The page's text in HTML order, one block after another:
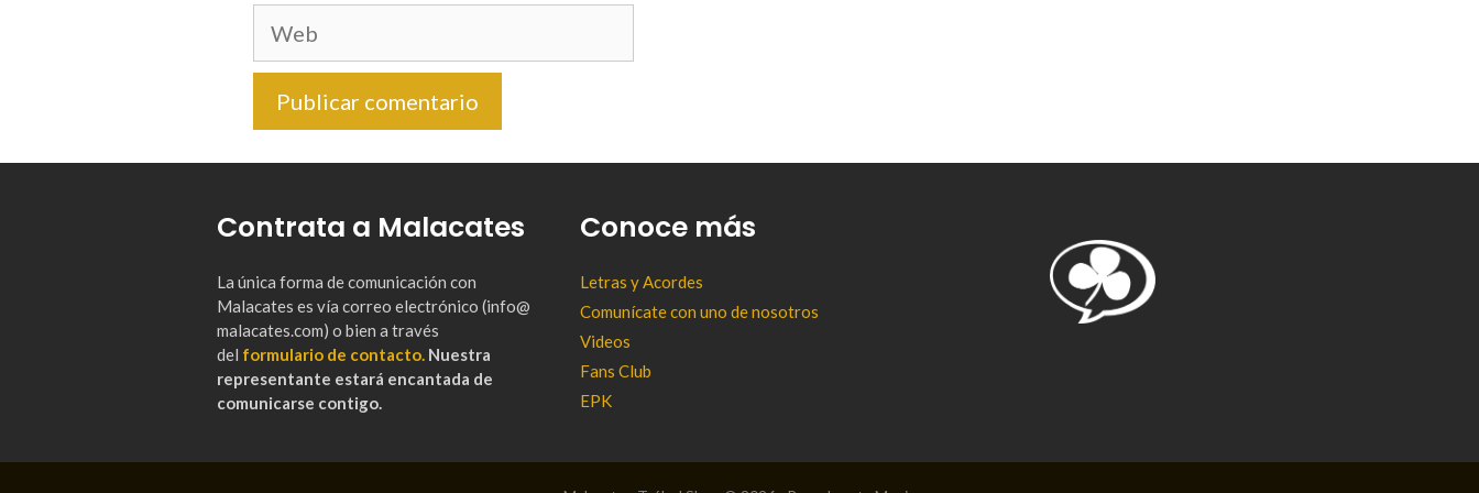
Web
Contrata a Malacates
La única forma de comunicación con
Malacates es vía correo electrónico (info@
malacates.com) o bien a través
del formulario de contacto. Nuestra
representante estará encantada de
comunicarse contigo.
Conoce más
Letras y Acordes
Comunícate con uno de nosotros
Videos
Fans Club
EPK